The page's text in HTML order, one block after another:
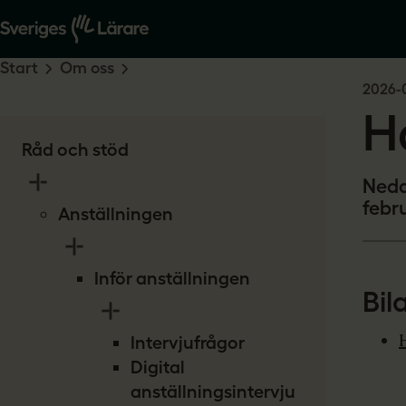
Råd och stöd
Anställningen
Inför anställningen
Intervjufrågor
Digital
anställningsintervju
Start Om oss
2026-